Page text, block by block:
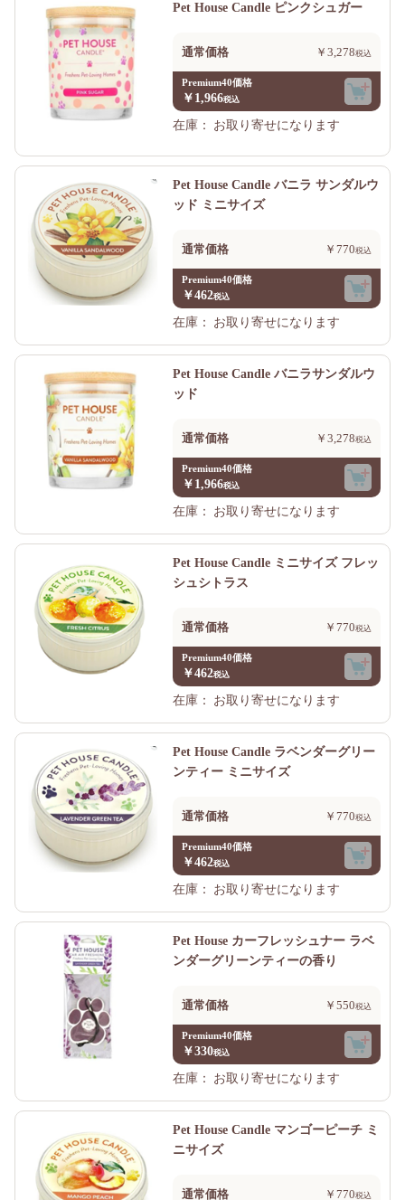
Pet House Candle ピンクシュガー
通常価格 ￥3,278
Premium40価格
￥1,966
在庫：
お取り寄せになります
Pet House Candle バニラ サンダルウ
ッド ミニサイズ
通常価格 ￥770
Premium40価格
￥462
在庫：
お取り寄せになります
Pet House Candle バニラサンダルウ
ッド
通常価格 ￥3,278
Premium40価格
￥1,966
在庫：
お取り寄せになります
Pet House Candle ミニサイズ フレッ
シュシトラス
通常価格 ￥770
Premium40価格
￥462
在庫：
お取り寄せになります
Pet House Candle ラベンダーグリー
ンティー ミニサイズ
通常価格 ￥770
Premium40価格
￥462
在庫：
お取り寄せになります
Pet House カーフレッシュナー ラベ
ンダーグリーンティーの香り
通常価格 ￥550
Premium40価格
￥330
在庫：
お取り寄せになります
Pet House Candle マンゴーピーチ ミ
ニサイズ
通常価格 ￥770